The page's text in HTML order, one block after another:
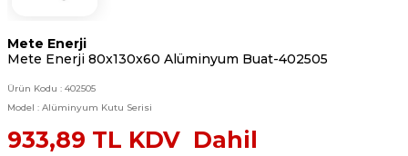
Mete Enerji
Mete Enerji 80x130x60 Alüminyum Buat-402505
Ürün Kodu : 402505
Model : Alüminyum Kutu Serisi
933,89 TL KDV Dahil